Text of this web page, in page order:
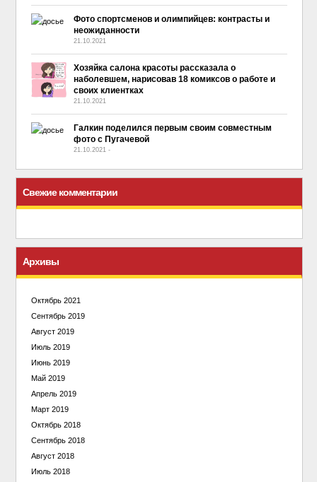
Фото спортсменов и олимпийцев: контрасты и
неожиданности
21.10.2021
Хозяйка салона красоты рассказала о
наболевшем, нарисовав 18 комиксов о работе и
своих клиентках
21.10.2021
Галкин поделился первым своим совместным
фото с Пугачевой
21.10.2021 -
Свежие комментарии
Архивы
Октябрь 2021
Сентябрь 2019
Август 2019
Июль 2019
Июнь 2019
Май 2019
Апрель 2019
Март 2019
Октябрь 2018
Сентябрь 2018
Август 2018
Июль 2018